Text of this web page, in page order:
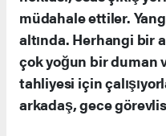
müdahale ettiler.
altında. Herhangi bir
çok yoğun bir duman
tahliyesi için
arkadaş, gece